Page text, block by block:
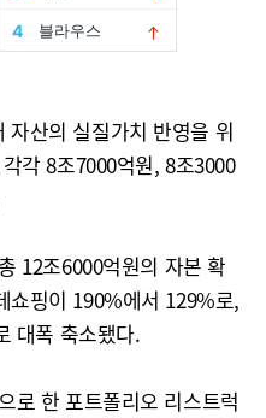
산의 실질가치 반영을 위
각 8조7000억원, 8조3000
12조6000억원의 자본 확
쇼핑이 190%에서 129%로,
대폭 축소됐다.
로 한 포트폴리오 리스트럭